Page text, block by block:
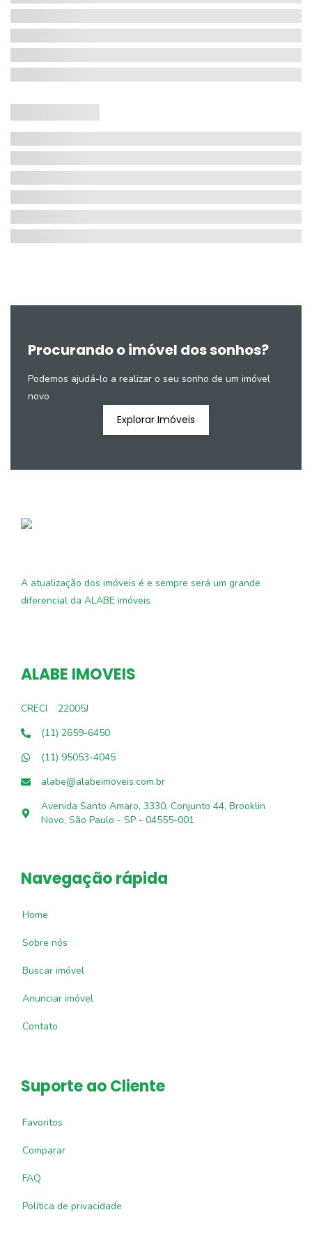
Procurando o imóvel dos sonhos?
Podemos ajudá-lo a realizar o seu sonho de um imóvel
novo
Explorar Imóveis
A atualização dos imóveis é e sempre será um grande
diferencial da ALABE imóveis
ALABE IMOVEIS
CRECI
22005J
(11) 2659-6450
(11) 95053-4045
alabe@alabeimoveis.com.br
Avenida Santo Amaro, 3330, Conjunto 44, Brooklin
Novo, São Paulo - SP - 04555-001
Navegação rápida
Home
Sobre nós
Buscar imóvel
Anunciar imóvel
Contato
Suporte ao Cliente
Favoritos
Comparar
FAQ
Política de privacidade